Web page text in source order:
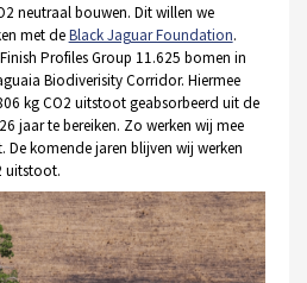
neutraal bouwen. Dit willen we
met deBlack Jaguar Foundation.
Profiles Group 11.625 bomen in
Biodiverisity Corridor. Hiermee
kg CO2 uitstoot geabsorbeerd uit de
jaar te bereiken. Zo werken wij mee
komende jaren blijven wij werken
uitstoot.